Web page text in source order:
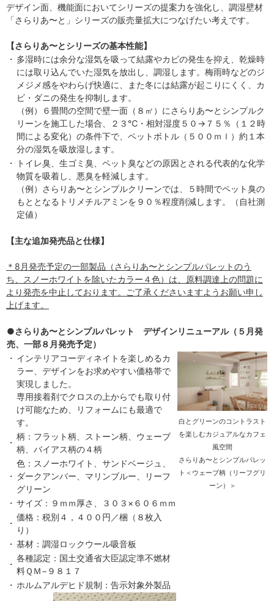
デザイン面、機能面においてシリーズの提案力を強化し、調湿壁材
「さらりあ〜と」シリーズの販売量拡大につなげたい考えです。
【さらりあ〜とシリーズの基本性能】
・ 多湿時には余分な湿気を吸って結露やカビの発生を抑え、乾燥時
には取り込んでいた湿気を放出し、調湿します。梅雨時などのジ
メジメ感をやわらげ快適に、また冬には結露が起こりにくく、カ
ビ・ダニの発生を抑制します。
（例）６畳間の空間で壁一面（８㎡）にさらりあ〜とシンプルク
リーンを施工した場合、２３℃・相対湿度５０→７５％（１２時
間による変化）の条件下で、ペットボトル（５００ｍｌ）約１本
分の湿気を吸放湿します。
・
トイレ臭、生ゴミ臭、ペット臭などの原因とされる代表的な化学
物質を吸着し、悪臭を軽減します。
（例）さらりあ〜とシンプルクリーンでは、５時間でペット臭の
もととなるトリメチルアミンを９０％程度削減します。（自社測
定値）
【主な追加発売品と仕様】
＊8月発売予定の一部製品（さらりあ〜とシンプルパレットのう
ち、スノーホワイトを除いたカラー４色）は、原料調達上の問題に
より発売を中止しております。ご了承くださいますようお願い申し
上げます。
●さらりあ〜とシンプルパレット デザインリニューアル（５月発
売、一部８月発売予定）
・ インテリアコーディネイトを楽しめるカ
ラー、デザインをお求めやすい価格帯で
実現しました。
専用接着剤でクロスの上からでも取り付
け可能なため、リフォームにも最適で
す。
白とグリーンのコントラスト
を楽しむカジュアルなカフェ
風空間
さらりあ〜とシンプルパレッ
ト＜ウェーブ柄（リーフグリ
ーン）＞
・
柄：フラット柄、ストーン柄、ウェーブ
柄、バイアス柄の４柄
・
色：スノーホワイト、サンドベージュ、
ダークアンバー、マリンブルー、リーフ
グリーン
・ サイズ：９ｍｍ厚さ、３０３×６０６ｍｍ
・
価格：税別４，４００円／梱（８枚入
り）
・ 基材：調湿ロックウール吸音板
・
各種認定：国土交通省大臣認定準不燃材
料ＱＭ−９８１７
・ ホルムアルデヒド規制：告示対象外製品